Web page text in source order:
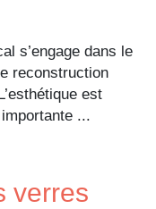
s’engage dans le
reconstruction
est
...
verres